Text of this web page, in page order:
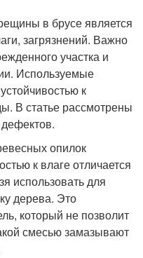
в брусе является
загрязнений. Важно
участка и
Используемые
к
В статье рассмотрены
опилок
к влаге отличается
использовать для
дерева. Это
который не позволит
смесью замазывают